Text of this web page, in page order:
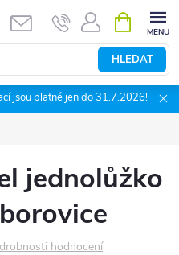
HLEDAT
NÁKUPNÍ
KOŠÍK
jsou platné jen do 31.7.2026!
jednolůžko
hodnocení